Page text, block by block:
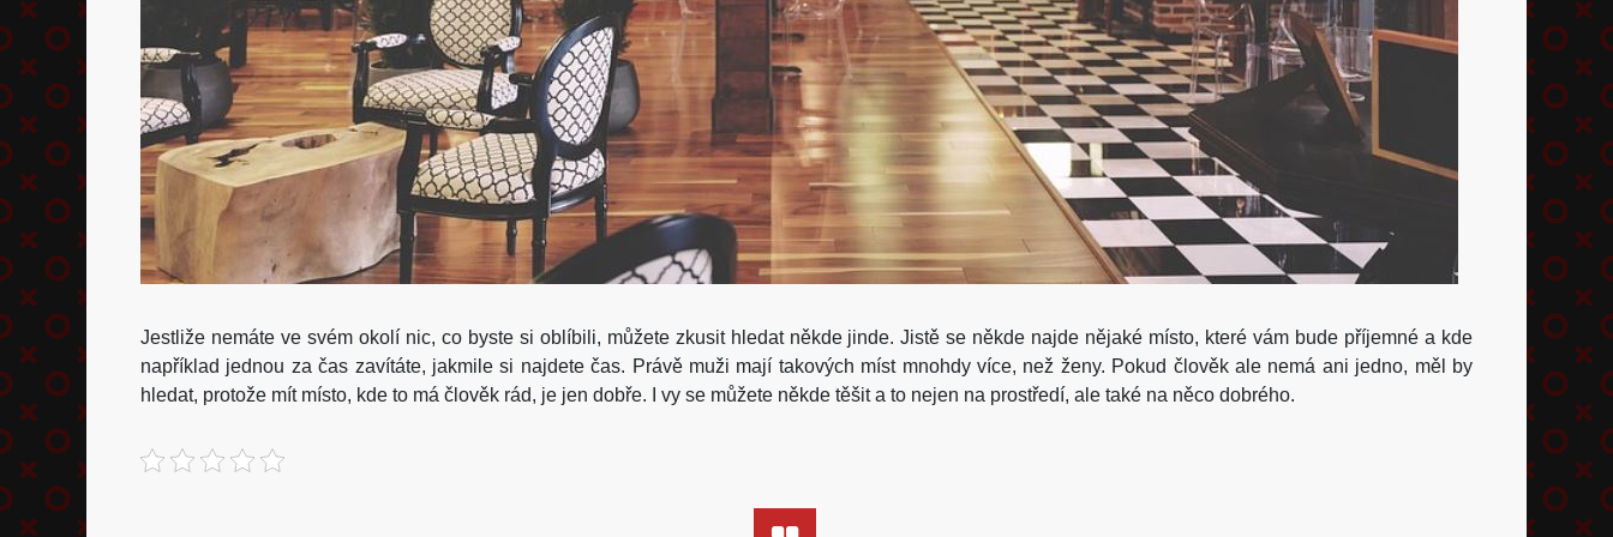
Jestliže nemáte ve svém okolí nic, co byste si oblíbili, můžete zkusit hledat někde jinde. Jistě se někde najde nějaké místo, které vám bude příjemné a kde
například jednou za čas zavítáte, jakmile si najdete čas. Právě muži mají takových míst mnohdy více, než ženy. Pokud člověk ale nemá ani jedno, měl by
hledat, protože mít místo, kde to má člověk rád, je jen dobře. I vy se můžete někde těšit a to nejen na prostředí, ale také na něco dobrého.